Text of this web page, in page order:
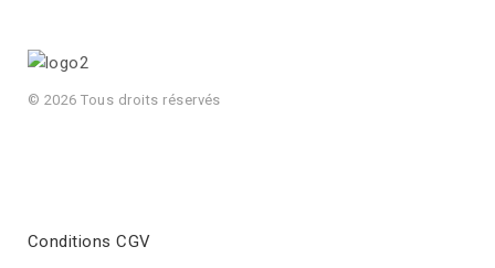
© 2026 Tous droits réservés
Conditions CGV